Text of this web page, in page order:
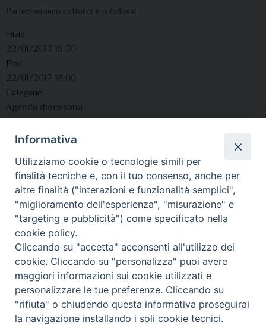
Parteciperanno cattolici e ortodossi
Inizio:
22/01/2017 16:30
Fine:
22/01/2017 18:00
Categorie:
Agenda diocesana
Indirizzo:
Città:
Regione:
Umbria
Paese:
Italia
© 2021 Diocesi di Città di Castello.
Informativa
Utilizziamo cookie o tecnologie simili per
finalità tecniche e, con il tuo consenso, anche per
altre finalità ("interazioni e funzionalità semplici",
"miglioramento dell'esperienza", "misurazione" e
"targeting e pubblicità") come specificato nella
cookie policy.
Cliccando su "accetta" acconsenti all'utilizzo dei
cookie. Cliccando su "personalizza" puoi avere
maggiori informazioni sui cookie utilizzati e
personalizzare le tue preferenze. Cliccando su
"rifiuta" o chiudendo questa informativa proseguirai
la navigazione installando i soli cookie tecnici.